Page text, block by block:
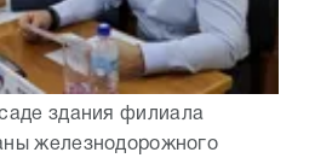
здания филиала
железнодорожного